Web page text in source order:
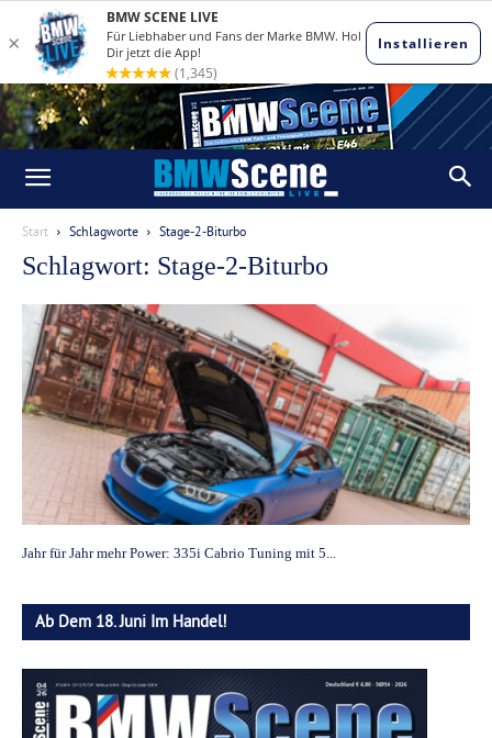
Start Schlagworte Stage-2-Biturbo
Schlagwort: Stage-2-Biturbo
Jahr für Jahr mehr Power: 335i Cabrio Tuning mit 5...
Ab Dem 18. Juni Im Handel!